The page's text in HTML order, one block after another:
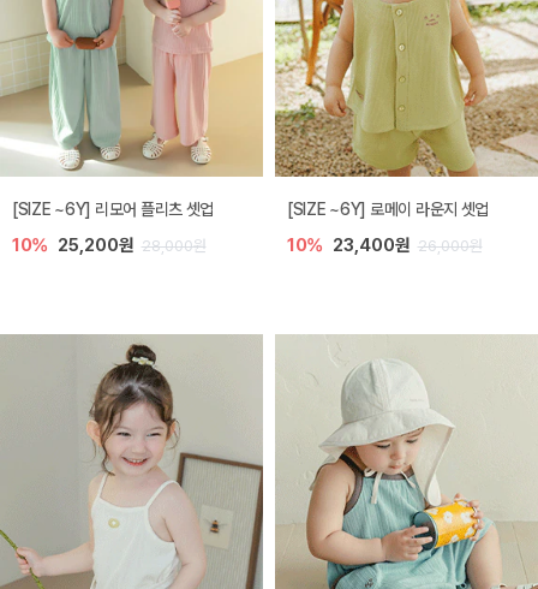
[SIZE ~6Y] 리모어 플리츠 셋업
10% 25,200원 28,000원
[SIZE ~6Y] 로메이 라운지 셋업
10% 23,400원 26,000원